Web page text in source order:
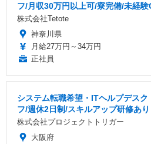
フ/月収30万円以上可/寮完備/未経
株式会社Tetote
神奈川県
月給27万円～34万円
正社員
システム転職希望・ITヘルプデス
フ/週休2日制/スキルアップ研修あり
株式会社プロジェクトトリガー
大阪府